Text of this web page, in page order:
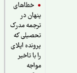
خطاهای
پنهان در
ترجمه مدرک
تحصیلی که
پرونده اپلای
را با تاخیر